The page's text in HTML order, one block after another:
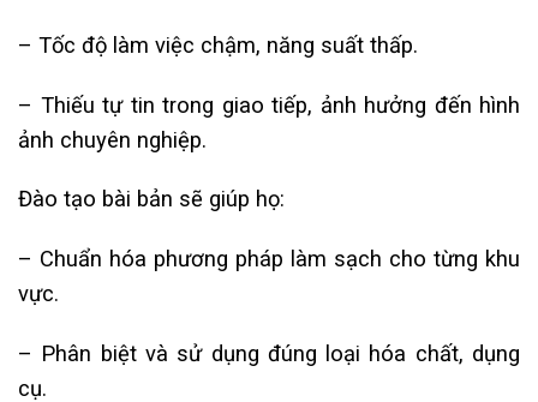
– Tốc độ làm việc chậm, năng suất thấp.
– Thiếu tự tin trong giao tiếp, ảnh hưởng đến hình
ảnh chuyên nghiệp.
Đào tạo bài bản sẽ giúp họ:
– Chuẩn hóa phương pháp làm sạch cho từng khu
vực.
– Phân biệt và sử dụng đúng loại hóa chất, dụng
cụ.